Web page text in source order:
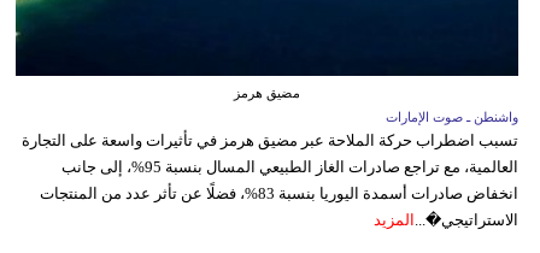
مضيق هرمز
واشنطن ـ صوت الإمارات
تسبب اضطراب حركة الملاحة عبر مضيق هرمز في تأثيرات واسعة على التجارة
العالمية، مع تراجع صادرات الغاز الطبيعي المسال بنسبة 95%، إلى جانب
انخفاض صادرات أسمدة اليوريا بنسبة 83%، فضلًا عن تأثر عدد من المنتجات
الاستراتيجي�... المزيد